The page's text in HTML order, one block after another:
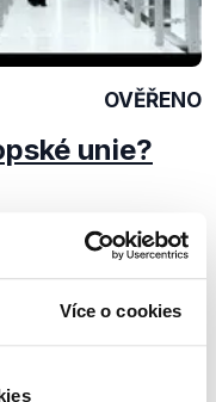
Více o cookies
OVĚŘENO
unie?
Demagog.cz
pořadu. Rozhodli
fungování pořadu